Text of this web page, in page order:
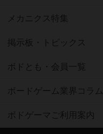
メカニクス特集
掲示板・トピックス
ボドとも・会員一覧
ボードゲーム業界コラム
ボドゲーマご利用案内